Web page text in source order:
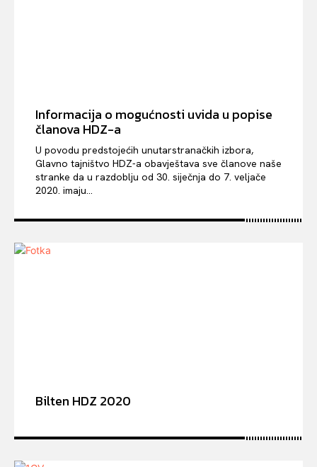
Informacija o mogućnosti uvida u popise
članova HDZ-a
U povodu predstojećih unutarstranačkih izbora,
Glavno tajništvo HDZ-a obavještava sve članove naše
stranke da u razdoblju od 30. siječnja do 7. veljače
2020. imaju...
Bilten HDZ 2020